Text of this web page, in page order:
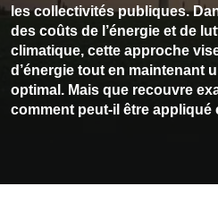
les collectivités publiques.
des coûts de l’énergie et de
climatique, cette approche
d’énergie tout en maintenant
optimal. Mais que recouvre
comment peut-il être appliqué